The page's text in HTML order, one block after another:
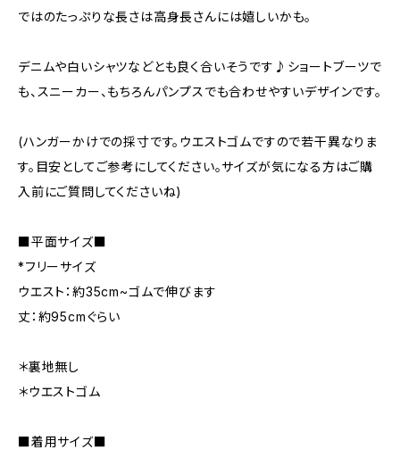
ではのたっぷりな長さは高身長さんには嬉しいかも。
デニムや白いシャツなどとも良く合いそうです♪ショートブーツで
も、スニーカー、もちろんパンプスでも合わせやすいデザインです。
(ハンガーかけでの採寸です。ウエストゴムですので若干異なりま
す。目安としてご参考にしてください。サイズが気になる方はご購
入前にご質問してくださいね)
■平面サイズ■
*フリーサイズ
ウエスト：約35cm~ゴムで伸びます
丈：約95cmぐらい
＊裏地無し
＊ウエストゴム
■着用サイズ■